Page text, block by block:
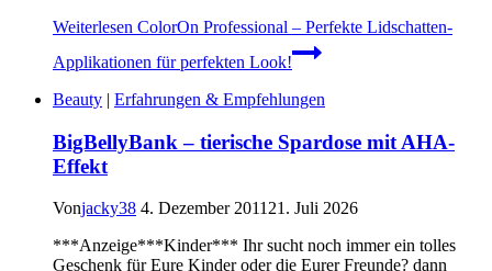
Weiterlesen ColorOn Professional – Perfekte Lidschatten-
Applikationen für perfekten Look!
Beauty | Erfahrungen & Empfehlungen
BigBellyBank – tierische Spardose mit AHA-
Effekt
Vonjacky38 4. Dezember 2011 21. Juli 2026
***Anzeige***Kinder*** Ihr sucht noch immer ein tolles
Geschenk für Eure Kinder oder die Eurer Freunde? dann